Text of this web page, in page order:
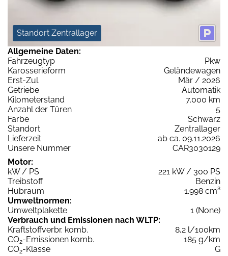
Standort Zentrallager
Allgemeine Daten:
Fahrzeugtyp
Pkw
Karosserieform
Geländewagen
Erst-Zul.
Mär / 2026
Getriebe
Automatik
Kilometerstand
7.000 km
Anzahl der Türen
5
Farbe
Schwarz
Standort
Zentrallager
Lieferzeit
ab ca. 09.11.2026
Unsere Nummer
CAR3030129
Motor:
kW / PS
221 kW / 300 PS
Treibstoff
Benzin
Hubraum
1.998 cm³
Umweltnormen:
Umweltplakette
1 (None)
Verbrauch und Emissionen nach WLTP:
Kraftstoffverbr. komb.
8,2 l/100km
CO2-Emissionen komb.
185 g/km
CO2-Klasse
G